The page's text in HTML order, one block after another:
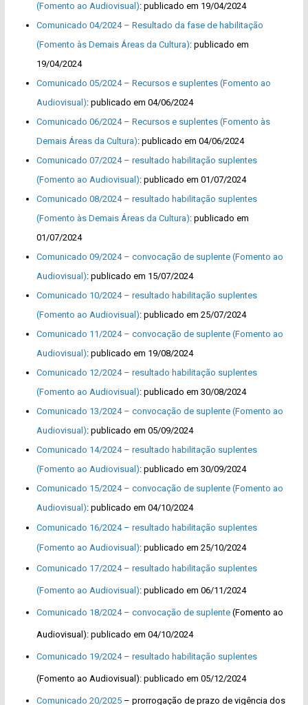
(Fomento ao Audiovisual): publicado em 19/04/2024
Comunicado 04/2024 – Resultado da fase de habilitação
(Fomento às Demais Áreas da Cultura): publicado em
19/04/2024
Comunicado 05/2024 – Recursos e suplentes (Fomento ao
Audiovisual): publicado em 04/06/2024
Comunicado 06/2024 – Recursos e suplentes (Fomento às
Demais Áreas da Cultura): publicado em 04/06/2024
Comunicado 07/2024 – resultado habilitação suplentes
(Fomento ao Audiovisual): publicado em 01/07/2024
Comunicado 08/2024 – resultado habilitação suplentes
(Fomento às Demais Áreas da Cultura): publicado em
01/07/2024
Comunicado 09/2024 – convocação de suplente (Fomento ao
Audiovisual): publicado em 15/07/2024
Comunicado 10/2024 – resultado habilitação suplentes
(Fomento ao Audiovisual): publicado em 25/07/2024
Comunicado 11/2024 – convocação de suplente (Fomento ao
Audiovisual): publicado em 19/08/2024
Comunicado 12/2024 – resultado habilitação suplentes
(Fomento ao Audiovisual): publicado em 30/08/2024
Comunicado 13/2024 – convocação de suplente (Fomento ao
Audiovisual): publicado em 05/09/2024
Comunicado 14/2024 – resultado habilitação suplentes
(Fomento ao Audiovisual): publicado em 30/09/2024
Comunicado 15/2024 – convocação de suplente (Fomento ao
Audiovisual): publicado em 04/10/2024
Comunicado 16/2024 – resultado habilitação suplentes
(Fomento ao Audiovisual): publicado em 25/10/2024
Comunicado 17/2024 – resultado habilitação suplentes
(Fomento ao Audiovisual): publicado em 06/11/2024
Comunicado 18/2024 – convocação de suplente(Fomento ao
Audiovisual): publicado em 04/10/2024
Comunicado 19/2024 – resultado habilitação suplentes
(Fomento ao Audiovisual): publicado em 05/12/2024
Comunicado 20/2025– prorrogação de prazo de vigência dos